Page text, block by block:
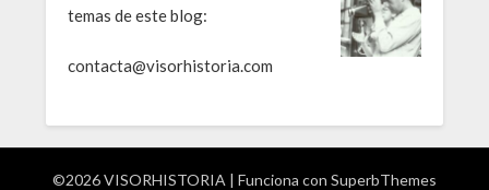
temas de este blog:
contacta@visorhistoria.com
©2026 VISORHISTORIA | Funciona con SuperbThemes